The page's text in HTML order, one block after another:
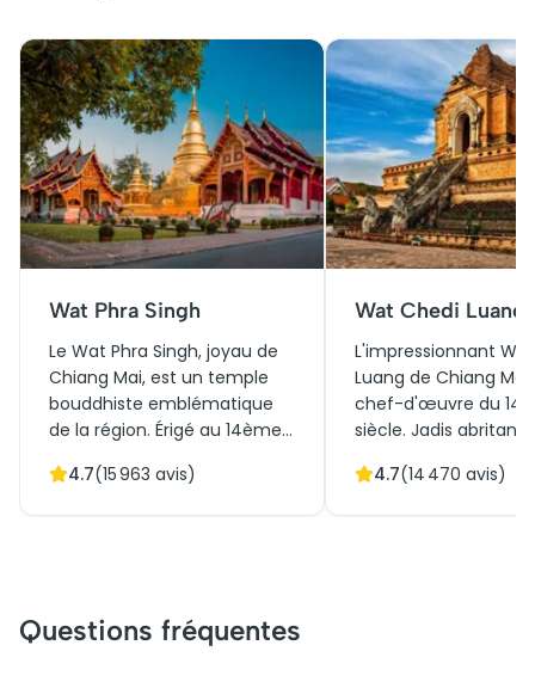
Wat Phra Singh
Le Wat Phra Singh, joyau de
Chiang Mai, est un temple
bouddhiste emblématique
de la région. Érigé au 14ème
architecture Lanna et abrite
thaïlandaises. Les billets pour
la visite incluent souvent des
4.7(15 963 avis)
Wat Chedi Luang
L'impressionnant
Luang de Chiang
chef-d'œuvre du
siècle. Jadis abritant
temple fascinant est
4.7(14 470 avis)
Questions fréquentes